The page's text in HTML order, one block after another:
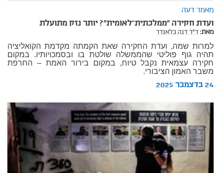
מאמר דעה
ועדת חקירה “ממלכתית–לאומית”? יותר נזק מתועלת
מאת:ד"ר דנה בלאנדר
למרות שמה, ועדת החקירה שאת הקמתה מקדמת הקואליציה
תהיה גוף פוליטי שהממשלה שולטת בו ובסמכויותיו. במקום
חקירה עצמאית נקבל טיוח, במקום בירור האמת – החרפת
משבר האמון הציבורי.
24 בדצמבר 2025